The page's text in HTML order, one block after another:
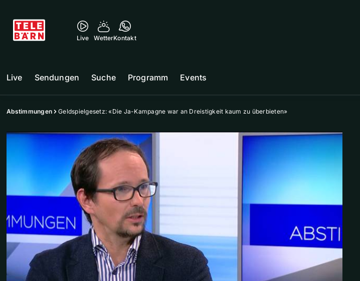
Live WetterKontakt
Live Sendungen Suche Programm Events
Abstimmungen Geldspielgesetz: «Die Ja-Kampagne war an Dreistigkeit kaum zu überbieten»